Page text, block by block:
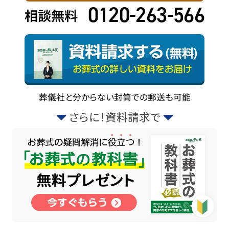
相談無料 0120-263-566
葬儀社と分からない封筒での郵送も可能
さらに！資料請求で